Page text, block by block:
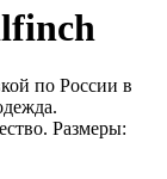
по России в
Размеры: